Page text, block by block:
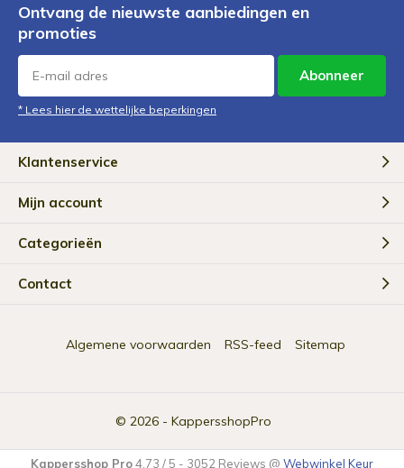
Ontvang de nieuwste aanbiedingen en
promoties
Abonneer
* Lees hier de wettelijke beperkingen
Klantenservice
Mijn account
Categorieën
Contact
© 2026 - KappersshopPro
Algemene voorwaarden RSS-feed Sitemap
Kappersshop Pro4.73 /5 - 3052 Reviews @ Webwinkel Keur